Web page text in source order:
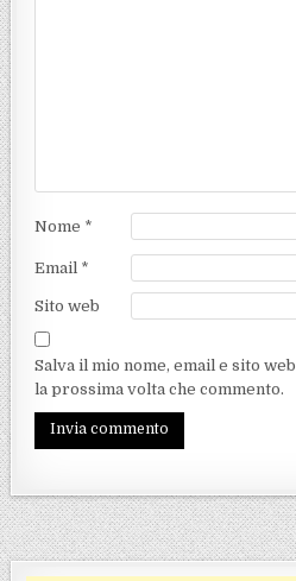
Nome *
Email *
Sito web
Salva il mio nome, email e sito
la prossima volta che commento.